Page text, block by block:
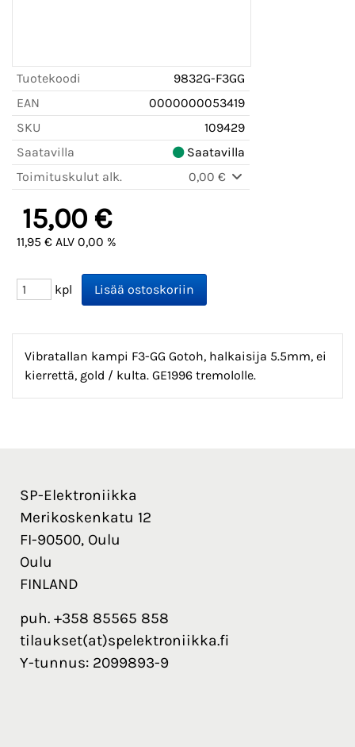
Tuotekoodi
9832G-F3GG
EAN
0000000053419
SKU
109429
Saatavilla
Saatavilla
Toimituskulut alk.
0,00 €
15,00 €
11,95 € ALV 0,00 %
kpl
Vibratallan kampi F3-GG Gotoh, halkaisija 5.5mm, ei
kierrettä, gold / kulta. GE1996 tremololle.
SP-Elektroniikka
Merikoskenkatu 12
FI-90500, Oulu
Oulu
FINLAND
puh. +358 85565 858
tilaukset(at)spelektroniikka.fi
Y-tunnus: 2099893-9